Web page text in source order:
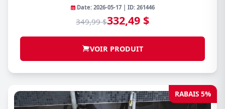
Date: 2026-05-17 | ID: 261446
349,99 $332,49 $
VOIR PRODUIT
RABAIS 5%